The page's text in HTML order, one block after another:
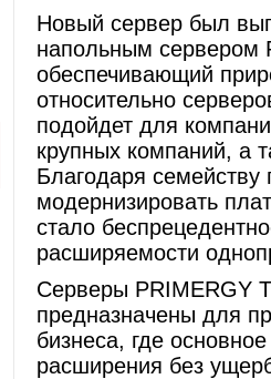
Новый сервер был
напольным сервером
обеспечивающий
относительно
подойдет для
крупных компаний, а
Благодаря семейству
модернизировать
стало
расширяемости
Серверы PRIMERGY
предназначены для
бизнеса, где
расширения без